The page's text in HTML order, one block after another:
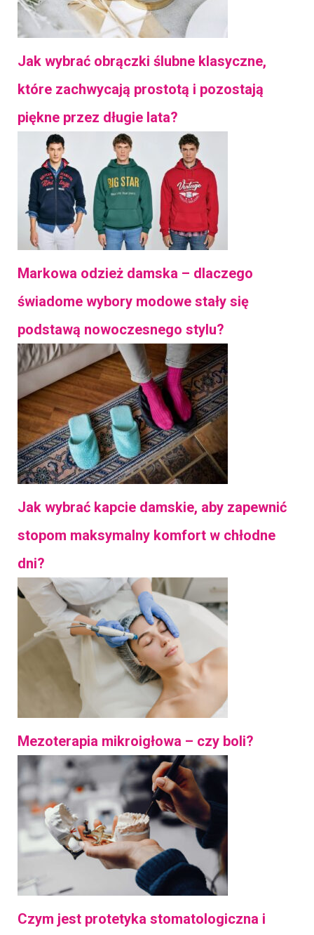
Jak wybrać obrączki ślubne klasyczne,
które zachwycają prostotą i pozostają
piękne przez długie lata?
Markowa odzież damska – dlaczego
świadome wybory modowe stały się
podstawą nowoczesnego stylu?
Jak wybrać kapcie damskie, aby zapewnić
stopom maksymalny komfort w chłodne
dni?
Mezoterapia mikroigłowa – czy boli?
Czym jest protetyka stomatologiczna i